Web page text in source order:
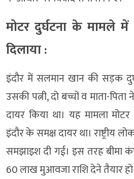
मोटर दुर्घटना के मामले
दिलाया :
इंदौर में सलमान खान की सड़क
उसकी पत्नी, दो बच्चों व माता-
दायर किया था। यह मामला
इंदौर के समक्ष दायर था। राष्ट्रीय
समझाइश दी गई। इस तरह बीमा
60 लाख मुआवजा राशि देने तैयार